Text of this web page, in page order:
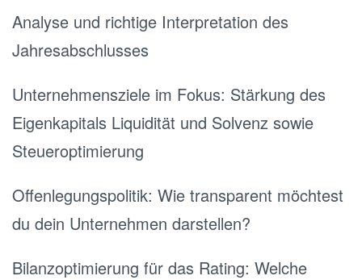
Analyse und richtige Interpretation des
Jahresabschlusses
Unternehmensziele im Fokus: Stärkung des
Eigenkapitals Liquidität und Solvenz sowie
Steueroptimierung
Offenlegungspolitik: Wie transparent möchtest
du dein Unternehmen darstellen?
Bilanzoptimierung für das Rating: Welche